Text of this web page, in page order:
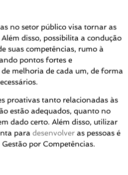
no setor público visa tornar as
disso, possibilita a condução
suas competências, rumo à
pontos fortes e
melhoria de cada um, de forma
proativas tanto relacionadas às
estão adequados, quanto no
dado certo. Além disso, utilizar
para desenvolver as pessoas é
por Competências.